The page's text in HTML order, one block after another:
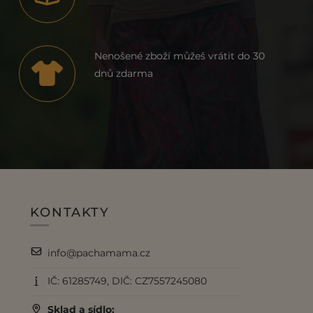
Nenošené zboží můžeš vrátit do 30
dnů zdarma
KONTAKTY
info@pachamama.cz
IČ: 61285749, DIČ: CZ7557245080
Sklad a sídlo: